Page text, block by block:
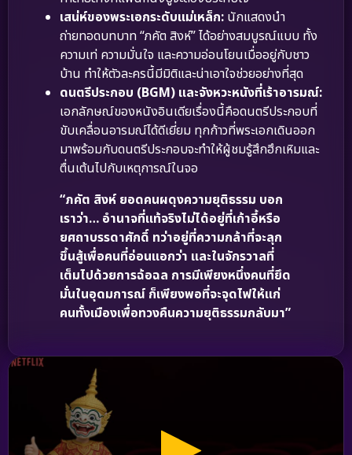
เสน่ห์ของพระเอกระดับแม่เหล็ก: นักแสดงนำ
ถ่ายทอดบทบาท “ภคัต สิงห์” ได้อย่างสมบูรณ์แบบ ทั้ง
ความเท่ ความมั่นใจ และความอ่อนโยนเมื่ออยู่กับชาว
บ้าน ทำให้ตัวละครนี้มีมิติและน่าเอาใจช่วยอย่างที่สุด
ดนตรีประกอบ (BGM) และจังหวะหนังที่เร้าอารมณ์:
เอกลักษณ์ของหนังอินเดียเรื่องนี้คือดนตรีประกอบที่
ขับเคลื่อนอารมณ์ได้ดีเยี่ยม ทุกก้าวที่พระเอกเดินออก
มาพร้อมกับดนตรีประกอบจะทำให้ผู้ชมรู้สึกฮึกเหิมและ
ตื่นเต้นไปกับเหตุการณ์ในจอ
“ภคัต สิงห์ ยอดคนผดุงความยุติธรรม บอก
เราว่า… อำนาจที่แท้จริงไม่ได้อยู่ที่เก้าอี้หรือ
ยศถาบรรดาศักดิ์ ทว่าอยู่ที่ความกล้าที่จะลุก
ขึ้นสู้เพื่อคนที่อ่อนแอกว่า และในจักรวาลที่
เต็มไปด้วยการฉ้อฉล การมีเพียงหนึ่งคนที่ยึด
มั่นในอุดมการณ์ ก็เพียงพอที่จะจุดไฟให้แก่
คนทั้งเมืองเพื่อทวงคืนความยุติธรรมกลับมา”